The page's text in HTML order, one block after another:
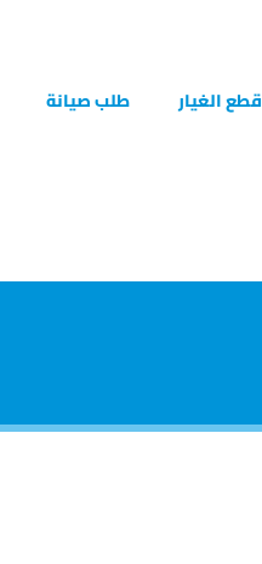
قطع الغيار طلب صيانة